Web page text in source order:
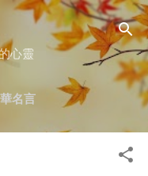
心靈
名言